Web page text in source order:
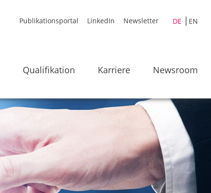
Publikationsportal LinkedIn Newsletter DE EN
Qualifikation Karriere Newsroom